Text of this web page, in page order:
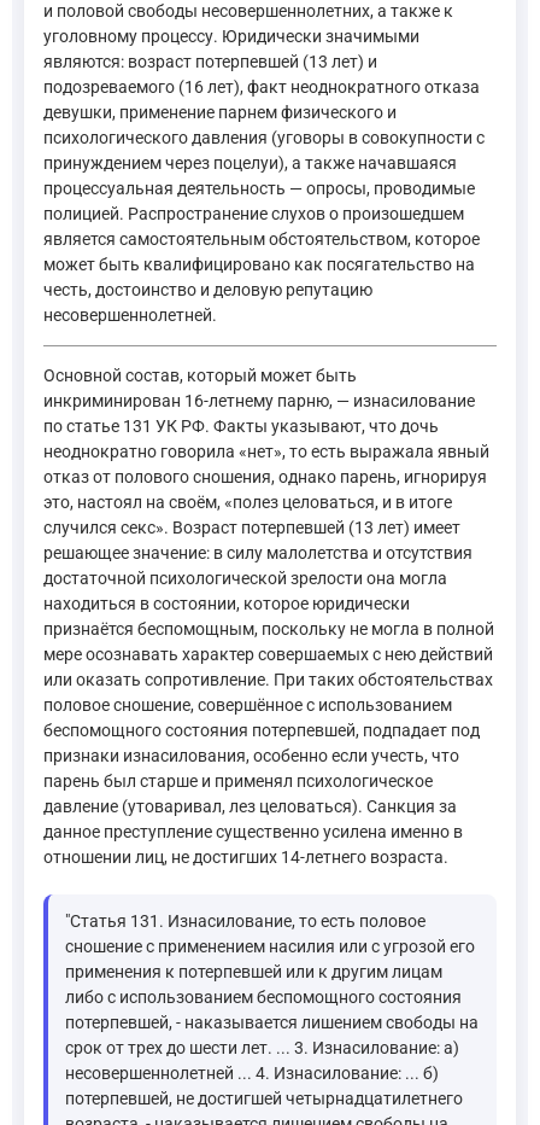
и половой свободы несовершеннолетних, а также к
уголовному процессу. Юридически значимыми
являются: возраст потерпевшей (13 лет) и
подозреваемого (16 лет), факт неоднократного отказа
девушки, применение парнем физического и
психологического давления (уговоры в совокупности с
принуждением через поцелуи), а также начавшаяся
процессуальная деятельность — опросы, проводимые
полицией. Распространение слухов о произошедшем
является самостоятельным обстоятельством, которое
может быть квалифицировано как посягательство на
честь, достоинство и деловую репутацию
несовершеннолетней.
Основной состав, который может быть
инкриминирован 16-летнему парню, — изнасилование
по статье 131 УК РФ. Факты указывают, что дочь
неоднократно говорила «нет», то есть выражала явный
отказ от полового сношения, однако парень, игнорируя
это, настоял на своём, «полез целоваться, и в итоге
случился секс». Возраст потерпевшей (13 лет) имеет
решающее значение: в силу малолетства и отсутствия
достаточной психологической зрелости она могла
находиться в состоянии, которое юридически
признаётся беспомощным, поскольку не могла в полной
мере осознавать характер совершаемых с нею действий
или оказать сопротивление. При таких обстоятельствах
половое сношение, совершённое с использованием
беспомощного состояния потерпевшей, подпадает под
признаки изнасилования, особенно если учесть, что
парень был старше и применял психологическое
давление (утоваривал, лез целоваться). Санкция за
данное преступление существенно усилена именно в
отношении лиц, не достигших 14-летнего возраста.
"Статья 131. Изнасилование, то есть половое
сношение с применением насилия или с угрозой его
применения к потерпевшей или к другим лицам
либо с использованием беспомощного состояния
потерпевшей, - наказывается лишением свободы на
срок от трех до шести лет. ... 3. Изнасилование: а)
несовершеннолетней ... 4. Изнасилование: ... б)
потерпевшей, не достигшей четырнадцатилетнего